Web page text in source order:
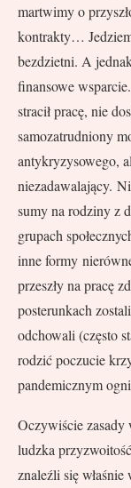
martwimy o
kontrakty…
bezdzietni. A
finansowe
stracił pracę, nie
samozatrudniony
antykryzysowego,
niezadawalający.
sumy na rodziny z
grupach
inne formy
przeszły na pracę
posterunkach
odchowali (często
rodzić poczucie
pandemicznym
Oczywiście zasady
ludzka
znaleźli się